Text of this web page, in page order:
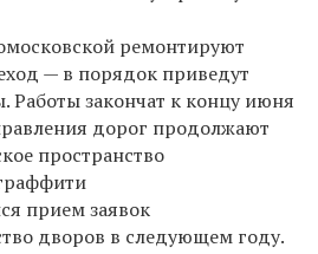
ремонтируют
— в порядок приведут
Работы закончат к концу июня
дорог продолжают
пространство
прием заявок
дворов в следующем году.